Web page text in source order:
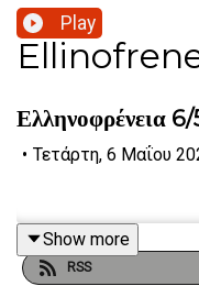
Play
Ελληνοφρένεια
• Τετάρτη, 6 Μαΐου
Show more
RSS